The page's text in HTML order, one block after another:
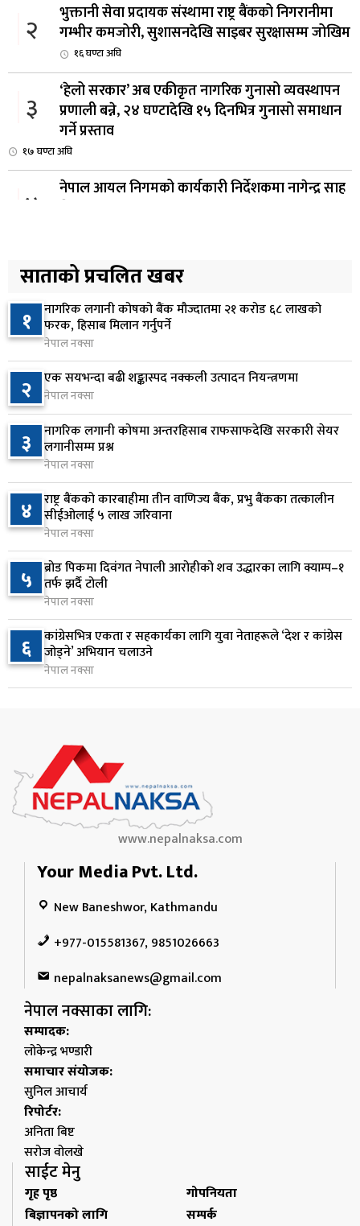
२
भुक्तानी सेवा प्रदायक संस्थामा राष्ट्र बैंकको निगरानीमा
गम्भीर कमजोरी, सुशासनदेखि साइबर सुरक्षासम्म जोखिम
१६ घण्टा अघि
३
‘हेलो सरकार’ अब एकीकृत नागरिक गुनासो व्यवस्थापन
प्रणाली बन्ने, २४ घण्टादेखि १५ दिनभित्र गुनासो समाधान
गर्ने प्रस्ताव
१७ घण्टा अघि
४
नेपाल आयल निगमको कार्यकारी निर्देशकमा नागेन्द्र साह
५
अनलाइन सेवा विस्तारलाई प्राथमिकता दिँदै त्रिभुवन
विश्वविद्यालयले नयाँ नीति तथा कार्यक्रम ल्याउने
१८ घण्टा अघि
६
सरकारद्वारा राष्ट्रसेवक कर्मचारीको नयाँ तलबमान
स्वीकृत, न्यूनतम तलब २८ हजार ९८४ रुपैयाँ
१९ घण्टा अघि
७
सिद्धबाबा सुरुङ निर्माणमा ३ अर्ब १ करोड खर्च, २०८३
फागुनको समयसीमा
१ दिन अघि
८
निम्सदाइसहित चार पर्वतारोहीको शव बेस क्याम्पमा
ल्याइयो
१ दिन अघि
९
सुनसरी र सिरहाका घटनाका पीडितलाई राहत र उपचार
दिने सरकारको निर्णय
१ दिन अघि
१०
कृषि क्षेत्रलाई आत्मनिर्भर बनाउने लक्ष्यसहित राष्ट्रिय कृषि
नीति २०८३ जारी
साताको प्रचलित खबर
१ नागरिक लगानी कोषको बैंक मौज्दातमा २१ करोड ६८ लाखको
फरक, हिसाब मिलान गर्नुपर्ने
नेपाल नक्सा
२ एक सयभन्दा बढी शङ्कास्पद नक्कली उत्पादन नियन्त्रणमा
नेपाल नक्सा
३ नागरिक लगानी कोषमा अन्तरहिसाब राफसाफदेखि सरकारी सेयर
लगानीसम्म प्रश्न
नेपाल नक्सा
४ राष्ट्र बैंकको कारबाहीमा तीन वाणिज्य बैंक, प्रभु बैंकका तत्कालीन
सीईओलाई ५ लाख जरिवाना
नेपाल नक्सा
५ ब्रोड पिकमा दिवंगत नेपाली आरोहीको शव उद्धारका लागि क्याम्प–१
तर्फ झर्दै टोली
नेपाल नक्सा
६ कांग्रेसभित्र एकता र सहकार्यका लागि युवा नेताहरूले ‘देश र कांग्रेस
जोड्ने’ अभियान चलाउने
नेपाल नक्सा
www.nepalnaksa.com
Your Media Pvt. Ltd.
New Baneshwor, Kathmandu
+977-015581367, 9851026663
nepalnaksanews@gmail.com
नेपाल नक्साका लागि:
सम्पादक:
लोकेन्द्र भण्डारी
समाचार संयोजक:
सुनिल आचार्य
रिपोर्टर:
अनिता बिष्ट
सरोज वोलखे
साईट मेनु
गृह पृष्ठ
गोपनियता
बिज्ञापनको लागि
सम्पर्क